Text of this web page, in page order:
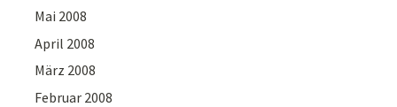
Mai 2008
April 2008
März 2008
Februar 2008